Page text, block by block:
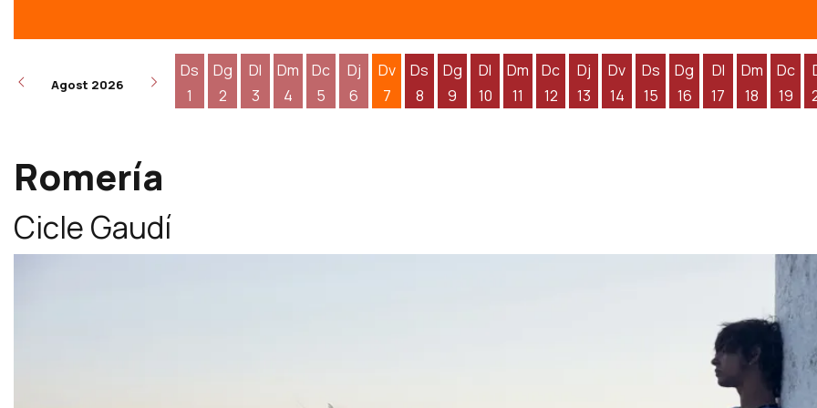
Agost 2026
Ds
1
Dg
2
Dl
3
Dm
4
Dc
5
Dj
6
Dv
7
Ds
8
Dg
9
Dl
10
Dm
11
Dc
12
Dj
13
Dv
14
Ds
15
Dg
16
Dl
17
Dm
18
Dc
19
Romería
Cicle Gaudí